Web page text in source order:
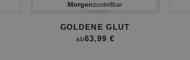
morgenzustellbar
GOLDENE GLUT
ab63,99 €